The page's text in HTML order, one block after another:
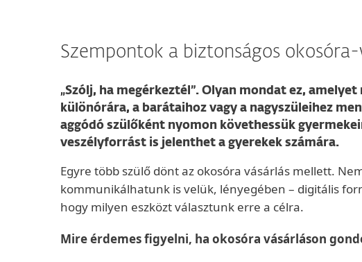
Szempontok a biztonságos okosóra-
„Szólj, ha megérkeztél”. Olyan mondat ez,
különórára, a barátaihoz vagy a nagyszüleihez
aggódó szülőként nyomon követhessük
veszélyforrást is jelenthet a gyerekek számára.
Egyre több szülő dönt az okosóra vásárlás mellett.
kommunikálhatunk is velük, lényegében – digitális
hogy milyen eszközt választunk erre a célra.
Mire érdemes figyelni, ha okosóra vásárláson